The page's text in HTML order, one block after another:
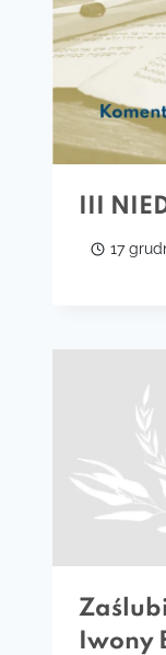
III
17
Iwony